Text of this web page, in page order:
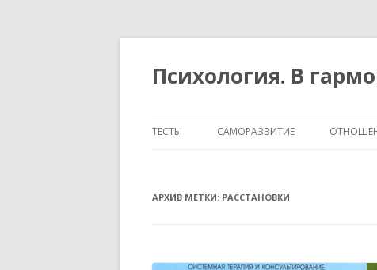
Психология. В
ТЕСТЫ САМОРАЗВИТИЕ
АРХИВ МЕТКИ: РАССТАНОВКИ